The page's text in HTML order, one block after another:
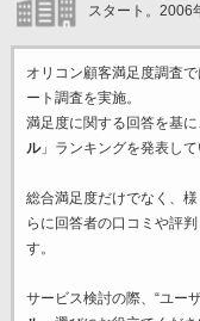
スタート。2006
オリコン顧客満足度調査
ート調査を実施。
満足度に関する回答を基
ル」ランキングを発表して
総合満足度だけでなく、様
らに回答者の口コミや評
す。
サービス検討の際、“ユー